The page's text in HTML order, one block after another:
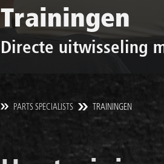
Trainingen
Directe uitwisseling
PARTS SPECIALISTS TRAININGEN